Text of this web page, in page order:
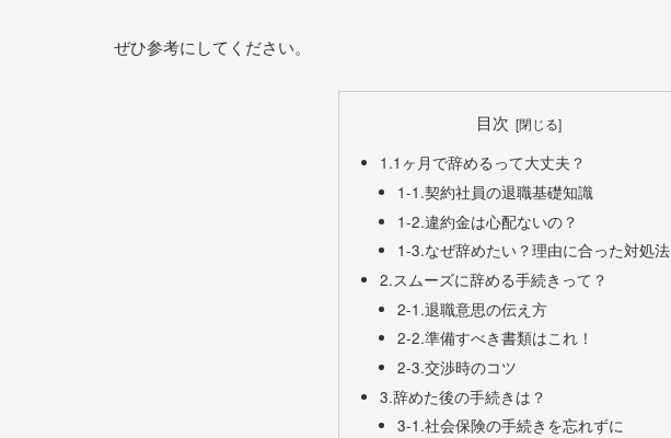
ぜひ参考にしてください。
目次
1.1ヶ月で辞めるって大丈夫？
1-1.契約社員の退職基礎知識
1-2.違約金は心配ないの？
1-3.なぜ辞めたい？理由に合った対処法
2.スムーズに辞める手続きって？
2-1.退職意思の伝え方
2-2.準備すべき書類はこれ！
2-3.交渉時のコツ
3.辞めた後の手続きは？
3-1.社会保険の手続きを忘れずに